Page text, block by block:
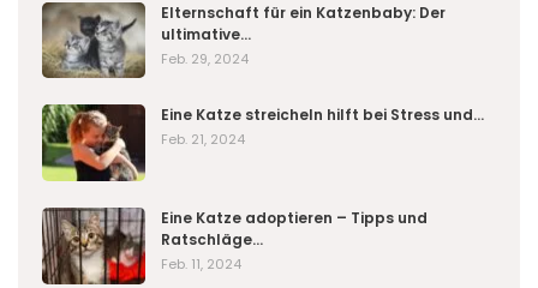
Elternschaft für ein Katzenbaby: Der
ultimative…
Feb. 29, 2024
Eine Katze streicheln hilft bei Stress und…
Feb. 21, 2024
Eine Katze adoptieren – Tipps und
Ratschläge…
Feb. 11, 2024